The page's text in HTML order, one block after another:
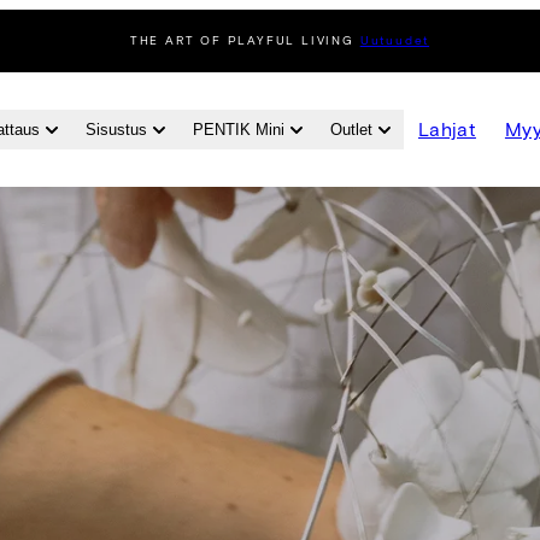
THE ART OF PLAYFUL LIVING Uutuudet
Sisustus PENTIK Mini Outlet Lahjat